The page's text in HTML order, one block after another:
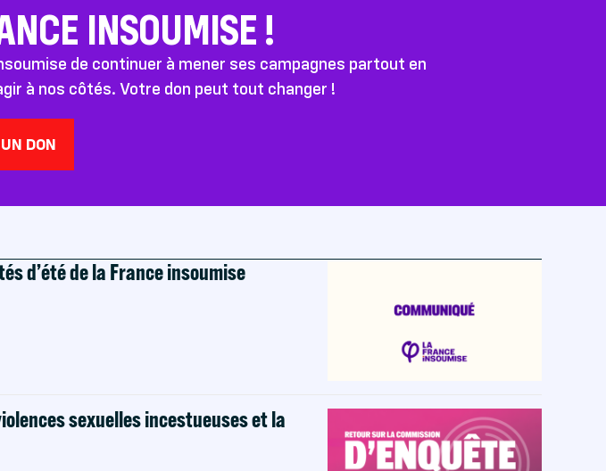
INSOUMISE !
de continuer à mener ses campagnes partout en
à nos côtés. Votre don peut tout changer !
DON
d’été de la France insoumise
sexuelles incestueuses et la